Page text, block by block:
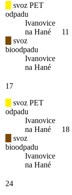
svoz PET
odpadu
Ivanovice
na Hané
svoz
bioodpadu
Ivanovice
na Hané
11
17
svoz PET
odpadu
Ivanovice
na Hané
svoz
bioodpadu
Ivanovice
na Hané
18
24